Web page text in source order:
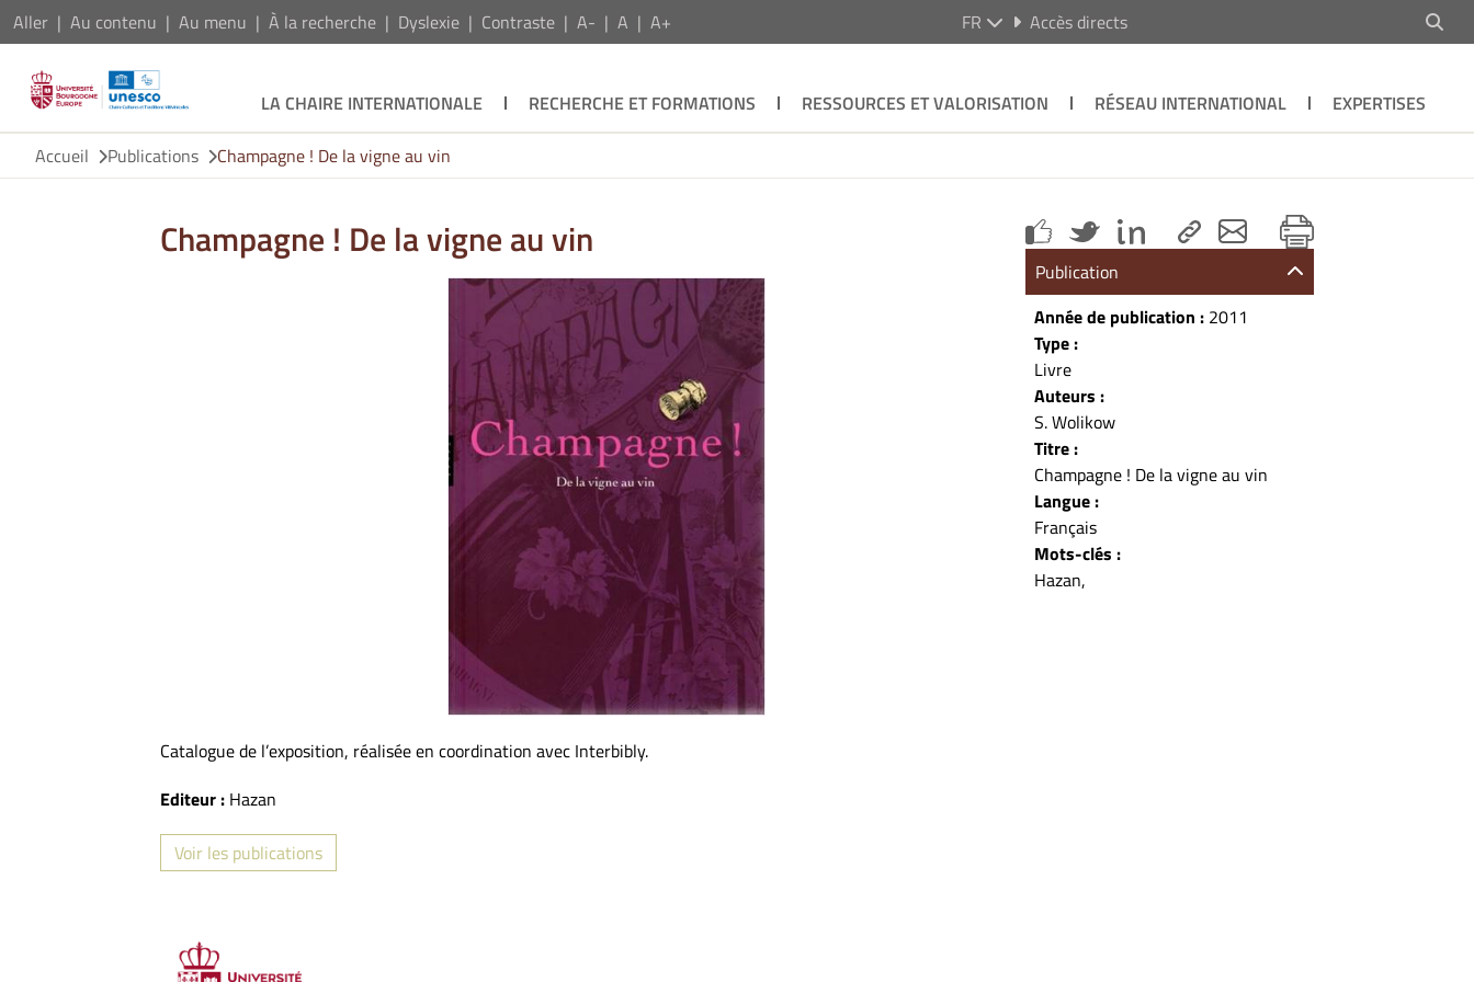
Aller Au contenu Au menu À la recherche Dyslexie Contraste A- A A+ FR Accès directs
LA CHAIRE INTERNATIONALE RECHERCHE ET FORMATIONS RESSOURCES ET VALORISATION RÉSEAU INTERNATIONAL
EXPERTISES
Accueil
Publications Champagne ! De la vigne au vin
Champagne ! De la vigne au vin
Catalogue de l’exposition, réalisée en coordination avec Interbibly.
Editeur : Hazan
Voir les publications
Publication
Année de publication : 2011
Type :
Livre
Auteurs :
S. Wolikow
Titre :
Champagne ! De la vigne au vin
Langue :
Français
Mots-clés :
Hazan,